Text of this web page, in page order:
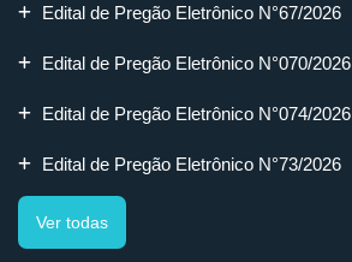
Edital de Pregão Eletrônico N°67/2026
Edital de Pregão Eletrônico N°070/2026
Edital de Pregão Eletrônico N°074/2026
Edital de Pregão Eletrônico N°73/2026
Ver todas